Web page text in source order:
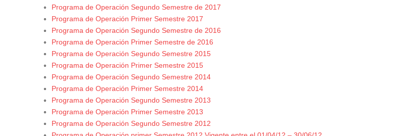
Programa de Operación Segundo Semestre de 2017
Programa de Operación Primer Semestre 2017
Programa de Operación Segundo Semestre de 2016
Programa de Operación Primer Semestre de 2016
Programa de Operación Segundo Semestre 2015
Programa de Operación Primer Semestre 2015
Programa de Operación Segundo Semestre 2014
Programa de Operación Primer Semestre 2014
Programa de Operación Segundo Semestre 2013
Programa de Operación Primer Semestre 2013
Programa de Operación Segundo Semestre 2012